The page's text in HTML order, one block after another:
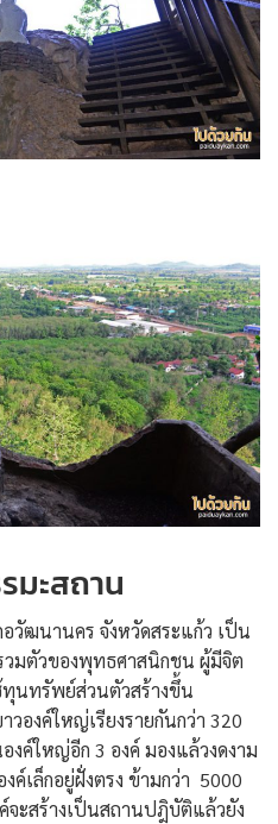
มะสถาน
วัฒนานคร จังหวัดสระแก้ว เป็น
วมตัวของพุทธศาสนิกชน ผู้มีจิต
นทรัพย์ส่วนตัวสร้างขึ้น
องค์ใหญ่เรียงรายกันกว่า 320
ค์ใหญ่อีก 3 องค์ มองแล้วงดงาม
ค์เล็กอยู่ฝั่งตรง ข้ามกว่า 5000
จะสร้างเป็นสถานปฎิบัติแล้วยัง